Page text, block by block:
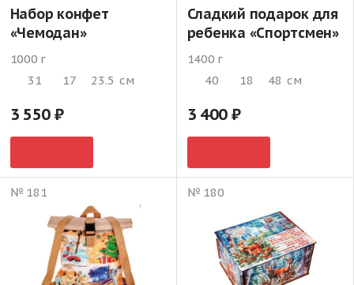
Набор конфет
«Чемодан»
1000 г
31
17 23.5 см
3 550
Сладкий подарок для
ребенка «Спортсмен»
1400 г
40
18 48 см
3 400
№ 181 № 180